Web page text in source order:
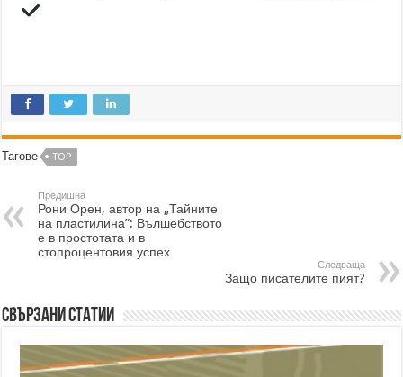
Тагове TOP
Предишна
Рони Орен, автор на „Тайните
на пластилина”: Вълшебството
е в простотата и в
стопроцентовия успех
Следваща
Защо писателите пият?
Свързани статии